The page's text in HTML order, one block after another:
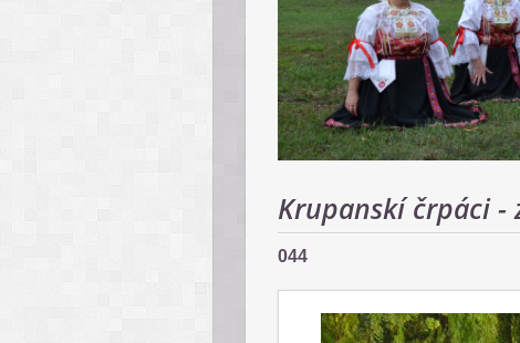
Krupanskí črpáci -
044